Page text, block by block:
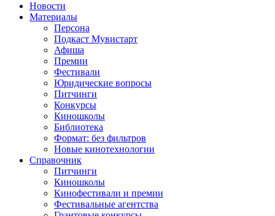
Новости
Материалы
Персона
Подкаст Мувистарт
Афиша
Премии
Фестивали
Юридические вопросы
Питчинги
Конкурсы
Киношколы
Библиотека
Формат: без фильтров
Новые кинотехнологии
Справочник
Питчинги
Киношколы
Кинофестивали и премии
Фестивальные агентства